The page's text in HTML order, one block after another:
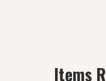
Items